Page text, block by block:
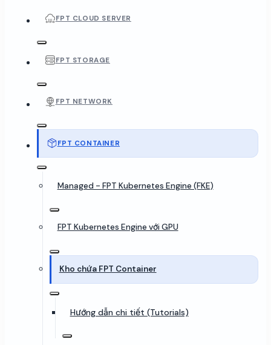
FPT CLOUD SERVER
FPT STORAGE
FPT NETWORK
FPT CONTAINER
Managed - FPT Kubernetes Engine (FKE)
FPT Kubernetes Engine với GPU
Kho chứa FPT Container
Hướng dẫn chi tiết (Tutorials)